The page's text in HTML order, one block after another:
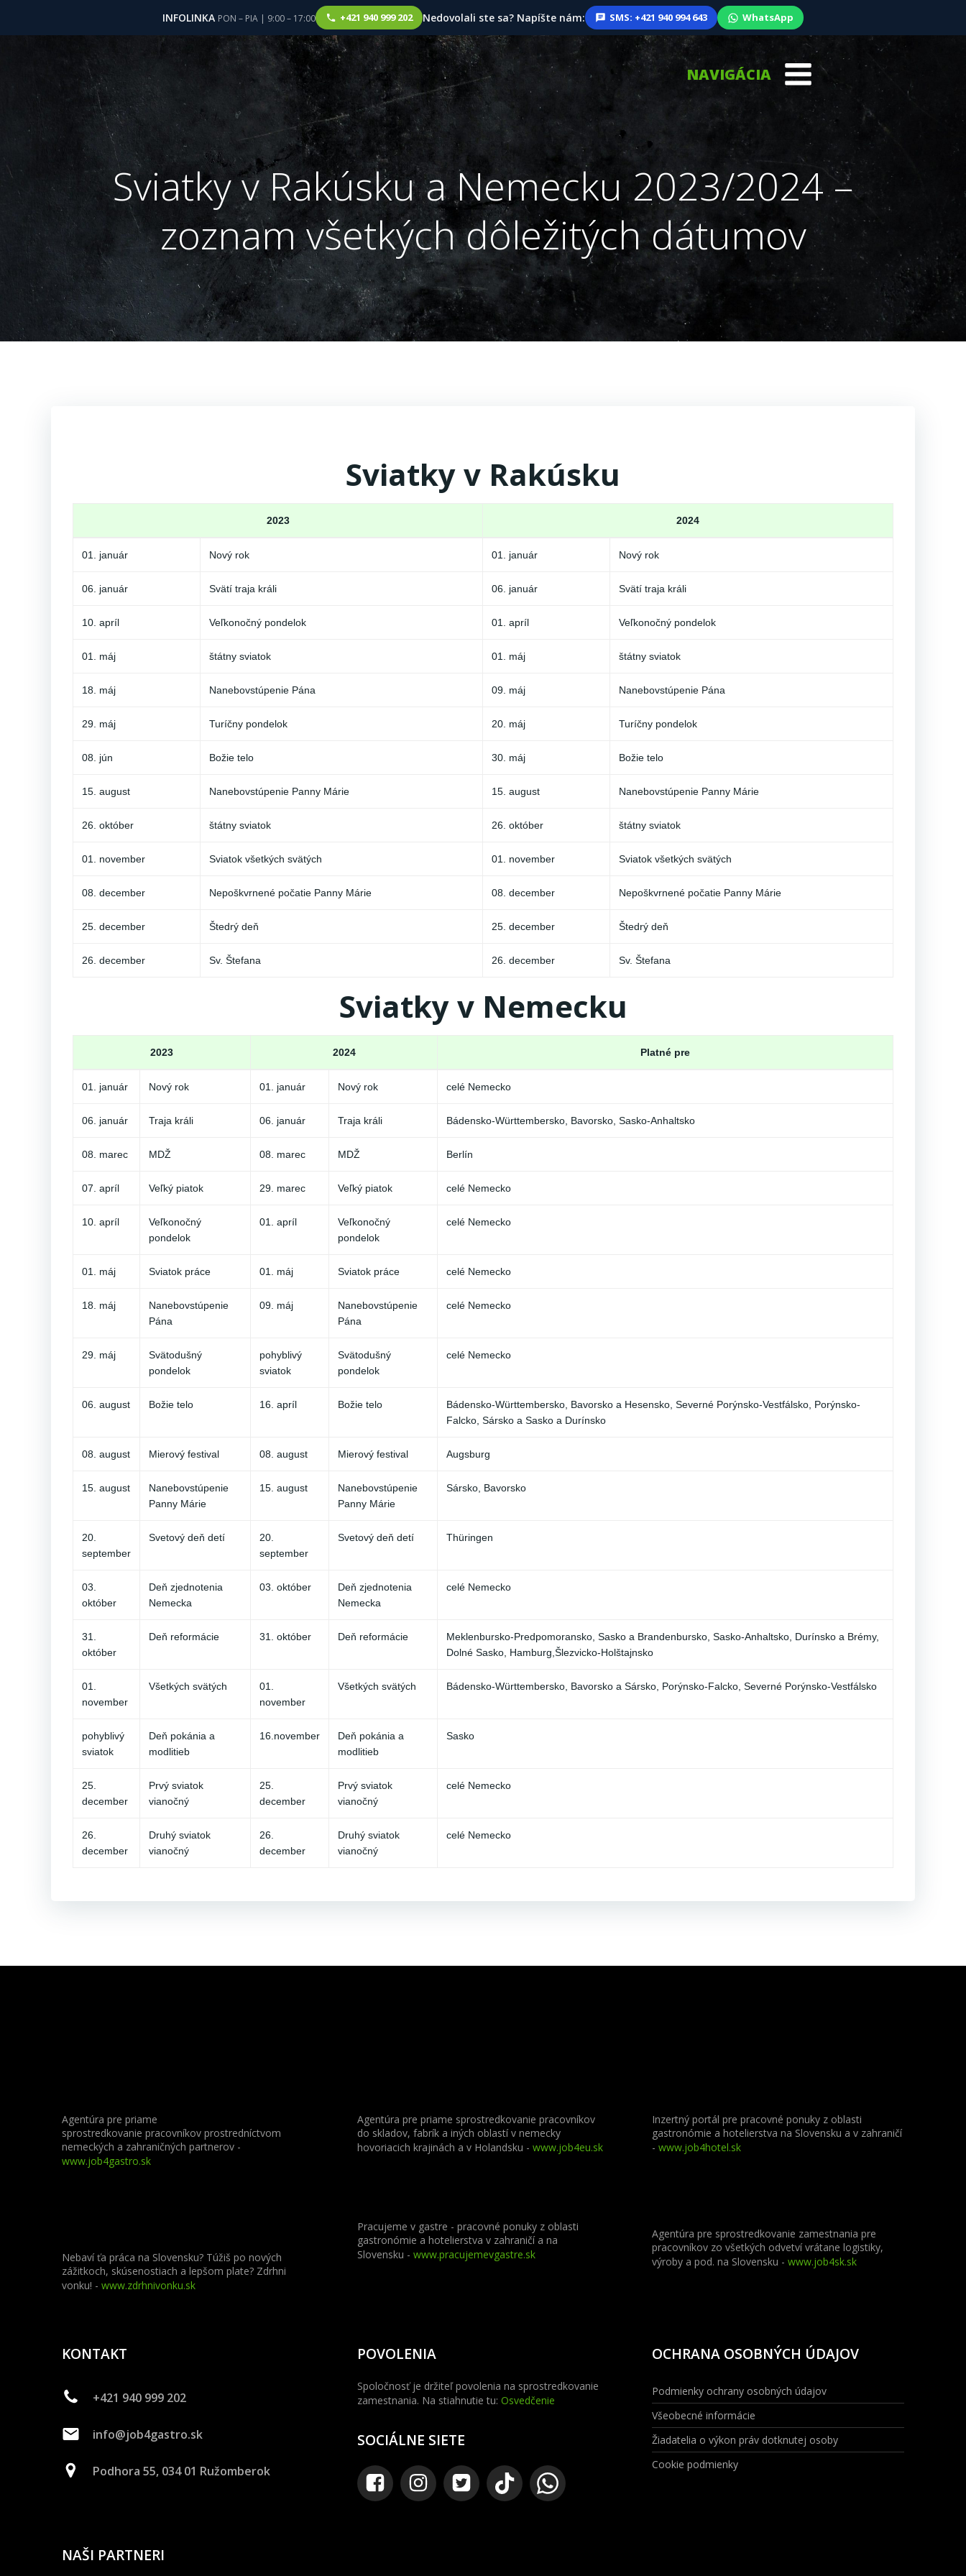
INFOLINKA PON – PIA | 9:00 – 17:00 +421 940 999 202 Nedovolali ste sa? Napíšte nám: SMS: +421 940 994 643 WhatsApp
NAVIGÁCIA
Sviatky v Rakúsku a Nemecku 2023/2024 –
zoznam všetkých dôležitých dátumov
Sviatky v Rakúsku
2023 2024
01. január Nový rok 01. január Nový rok
06. január Svätí traja králi 06. január Svätí traja králi
10. apríl Veľkonočný pondelok 01. apríl Veľkonočný pondelok
01. máj štátny sviatok 01. máj štátny sviatok
18. máj Nanebovstúpenie Pána 09. máj Nanebovstúpenie Pána
29. máj Turíčny pondelok 20. máj Turíčny pondelok
08. jún Božie telo 30. máj Božie telo
15. august Nanebovstúpenie Panny Márie 15. august Nanebovstúpenie Panny Márie
26. október štátny sviatok 26. október štátny sviatok
01. november Sviatok všetkých svätých 01. november Sviatok všetkých svätých
08. december Nepoškvrnené počatie Panny Márie 08. december Nepoškvrnené počatie Panny Márie
25. december Štedrý deň 25. december Štedrý deň
26. december Sv. Štefana 26. december Sv. Štefana
Sviatky v Nemecku
2023 2024 Platné pre
01. január Nový rok 01. január Nový rok celé Nemecko
06. január Traja králi 06. január Traja králi Bádensko-Württembersko, Bavorsko, Sasko-Anhaltsko
08. marec MDŽ 08. marec MDŽ Berlín
07. apríl Veľký piatok 29. marec Veľký piatok celé Nemecko
10. apríl
Veľkonočný
pondelok
01. apríl
Veľkonočný
pondelok
celé Nemecko
01. máj Sviatok práce 01. máj Sviatok práce celé Nemecko
18. máj
Nanebovstúpenie
Pána
09. máj
Nanebovstúpenie
Pána
celé Nemecko
29. máj
Svätodušný
pondelok
pohyblivý
sviatok
Svätodušný
pondelok
celé Nemecko
06. august Božie telo 16. apríl Božie telo
Bádensko-Württembersko, Bavorsko a Hesensko, Severné Porýnsko-Vestfálsko, Porýnsko-
Falcko, Sársko a Sasko a Durínsko
08. august Mierový festival 08. august Mierový festival Augsburg
15. august
Nanebovstúpenie
Panny Márie
15. august
Nanebovstúpenie
Panny Márie
Sársko, Bavorsko
20.
september
Svetový deň detí
20.
september
Svetový deň detí Thüringen
03.
október
Deň zjednotenia
Nemecka
03. október
Deň zjednotenia
Nemecka
celé Nemecko
31.
október
Deň reformácie 31. október Deň reformácie
Meklenbursko-Predpomoransko, Sasko a Brandenbursko, Sasko-Anhaltsko, Durínsko a Brémy,
Dolné Sasko, Hamburg,Šlezvicko-Holštajnsko
01.
november
Všetkých svätých
01.
november
Všetkých svätých Bádensko-Württembersko, Bavorsko a Sársko, Porýnsko-Falcko, Severné Porýnsko-Vestfálsko
pohyblivý
sviatok
Deň pokánia a
modlitieb
16.november
Deň pokánia a
modlitieb
Sasko
25.
december
Prvý sviatok
vianočný
25.
december
Prvý sviatok
vianočný
celé Nemecko
26.
december
Druhý sviatok
vianočný
26.
december
Druhý sviatok
vianočný
celé Nemecko
Agentúra pre priame
sprostredkovanie pracovníkov prostredníctvom
nemeckých a zahraničných partnerov -
www.job4gastro.sk
Nebaví ťa práca na Slovensku? Túžiš po nových
zážitkoch, skúsenostiach a lepšom plate? Zdrhni
vonku! -www.zdrhnivonku.sk
Agentúra pre priame sprostredkovanie pracovníkov
do skladov, fabrík a iných oblastí v nemecky
hovoriacich krajinách a v Holandsku - www.job4eu.sk
Pracujeme v gastre - pracovné ponuky z oblasti
gastronómie a hotelierstva v zahraničí a na
Slovensku - www.pracujemevgastre.sk
Inzertný portál pre pracovné ponuky z oblasti
gastronómie a hotelierstva na Slovensku a v zahraničí
-www.job4hotel.sk
Agentúra pre sprostredkovanie zamestnania pre
pracovníkov zo všetkých odvetví vrátane logistiky,
výroby a pod. na Slovensku -www.job4sk.sk
KONTAKT
+421 940 999 202
info@job4gastro.sk
Podhora 55, 034 01 Ružomberok
POVOLENIA
Spoločnosť je držiteľ povolenia na sprostredkovanie
zamestnania. Na stiahnutie tu: Osvedčenie
SOCIÁLNE SIETE
OCHRANA OSOBNÝCH ÚDAJOV
Podmienky ochrany osobných údajov
Všeobecné informácie
Žiadatelia o výkon práv dotknutej osoby
Cookie podmienky
NAŠI PARTNERI